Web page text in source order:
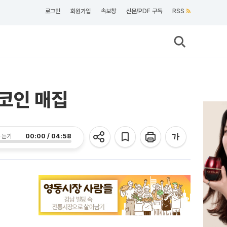
로그인 회원가입 속보창 신문/PDF 구독 RSS
인 매집
듣기 00:00 / 04:58